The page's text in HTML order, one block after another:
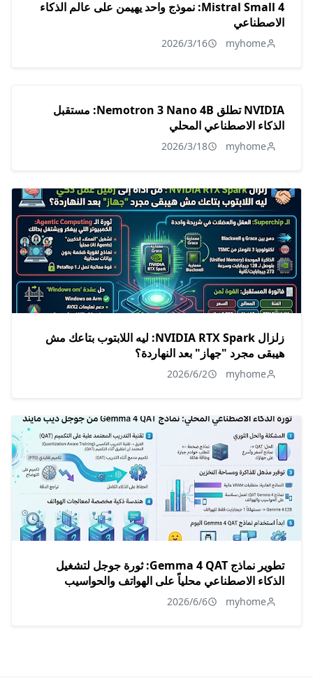
Mistral Small 4: نموذج واحد يهيمن على عالم الذكاء
الاصطناعي
myhome
2026/3/16
NVIDIA تطلق Nemotron 3 Nano 4B: مستقبل
الذكاء الاصطناعي المحلي
myhome
2026/3/18
زلزال NVIDIA RTX Spark: ليه اللابتوب بتاعك مش
هيبقى مجرد "جهاز" بعد النهاردة؟
myhome
2026/6/2
تطوير نماذج Gemma 4 QAT: ثورة جوجل لتشغيل
الذكاء الاصطناعي محلياً على الهواتف والحواسيب
myhome
2026/6/6